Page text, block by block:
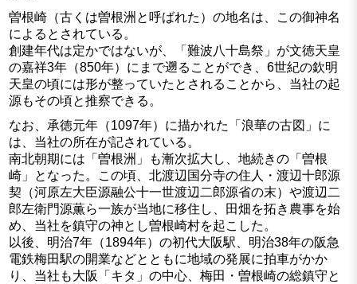
曽根崎（古くは曽根洲と呼ばれた）の地名は、この御神名
によるとされている。
創建年代は定かではないが、「難波八十島祭」が文徳天皇
の嘉祥3年（850年）にまで遡ることができ、6世紀の欽明
天皇の頃には形が整っていたとされることから、当社の起
源もその頃と推察できる。
なお、承徳元年（1097年）に描かれた「浪華の古図」に
は、当社の所在が記されている。
南北朝期には「曽根洲」も漸次拡大し、地続きの「曽根
崎」となった。この頃、北渡辺国分寺の住人・渡辺十郎源
契（河原左大臣源融公十一世渡辺二郎源省の末）や渡辺二
郎左衛門源薫ら一族が当地に移住し、田畑を拓き農事を始
め、当社を鎮守の神とし曽根崎村を起こした。
以後、明治7年（1894年）の初代大阪駅、明治38年の阪急
電鉄梅田駅の開業などとともに地域の発展に拍車がかか
り、当社も大阪「キタ」の中心、梅田・曽根崎の総鎮守と